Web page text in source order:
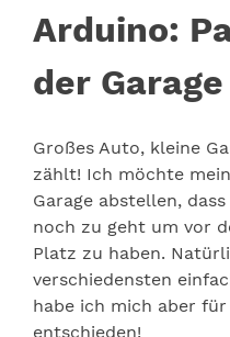
Arduino:
der Garage
Großes Auto, kleine
zählt! Ich möchte
Garage abstellen,
noch zu geht um vor
Platz zu haben.
verschiedensten
habe ich mich aber
entschieden!